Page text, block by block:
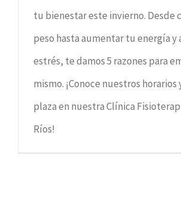
tu bienestar este invierno. Desde
peso hasta aumentar tu energía y
estrés, te damos 5 razones para
mismo. ¡Conoce nuestros horarios
plaza en nuestra Clínica
Ríos!